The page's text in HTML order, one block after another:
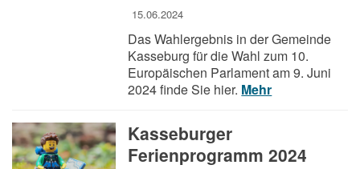
15.06.2024
Das Wahlergebnis in der Gemeinde
Kasseburg für die Wahl zum 10.
Europäischen Parlament am 9. Juni
2024 finde Sie hier. Mehr
Kasseburger
Ferienprogramm 2024